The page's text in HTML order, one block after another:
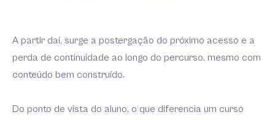
A partir daí, surge a postergação do próximo acesso e a
perda de continuidade ao longo do percurso, mesmo com
conteúdo bem construído.
Do ponto de vista do aluno, o que diferencia um curso